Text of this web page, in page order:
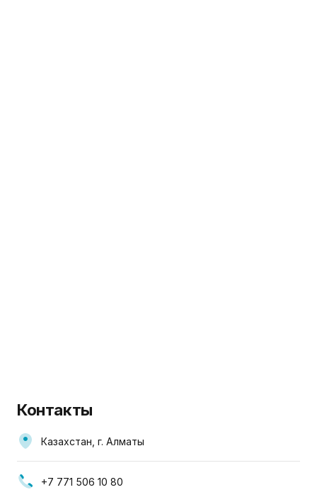
Контакты
Казахстан, г. Алматы
+7 771 506 10 80